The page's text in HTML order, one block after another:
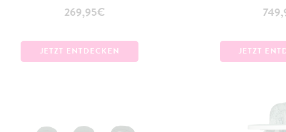
269,95€
JETZT ENTDECKEN JETZT